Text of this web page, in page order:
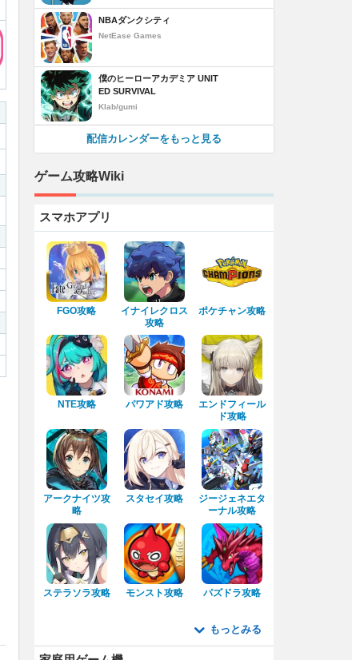
NBAダンクシティ
NetEase Games
僕のヒーローアカデミア UNIT
ED SURVIVAL
Klab/gumi
配信カレンダーをもっと見る
ゲーム攻略Wiki
スマホアプリ
FGO攻略
イナイレクロス
攻略
ポケチャン攻略
NTE攻略 パワアド攻略
エンドフィール
ド攻略
アークナイツ攻
略
スタセイ攻略
ジージェネエタ
ーナル攻略
ステラソラ攻略 モンスト攻略 パズドラ攻略
もっとみる